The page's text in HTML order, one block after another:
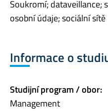
Soukromí; dataveillance;
osobní údaje; sociální sítě
Informace o
Studijní program / obor:
Management